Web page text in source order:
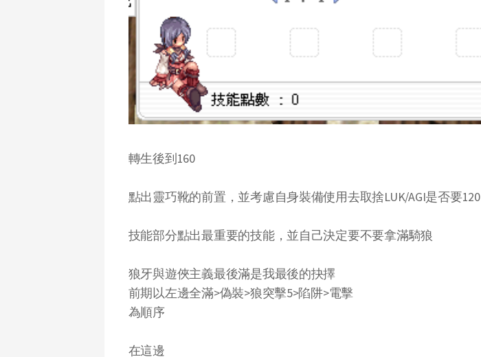
轉生後到160
點出靈巧靴的前置，並考慮自身裝備使用去取捨LUK/AGI是否要120
技能部分點出最重要的技能，並自己決定要不要拿滿騎狼
狼牙與遊俠主義最後滿是我最後的抉擇
前期以左邊全滿>偽裝>狼突擊5>陷阱>電擊
為順序
在這邊